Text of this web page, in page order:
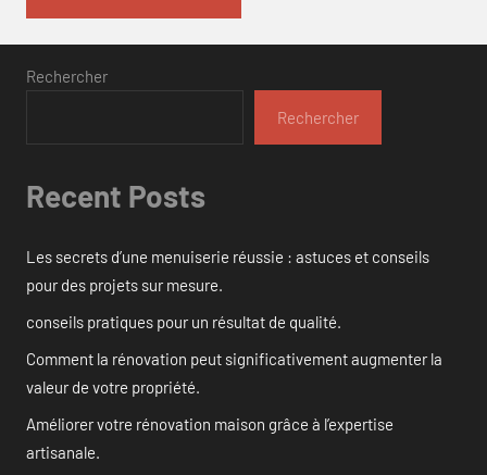
Rechercher
Rechercher
Recent Posts
Les secrets d’une menuiserie réussie : astuces et conseils
pour des projets sur mesure.
conseils pratiques pour un résultat de qualité.
Comment la rénovation peut significativement augmenter la
valeur de votre propriété.
Améliorer votre rénovation maison grâce à l’expertise
artisanale.